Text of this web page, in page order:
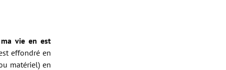
ma vie en est
effondré en
matériel) en